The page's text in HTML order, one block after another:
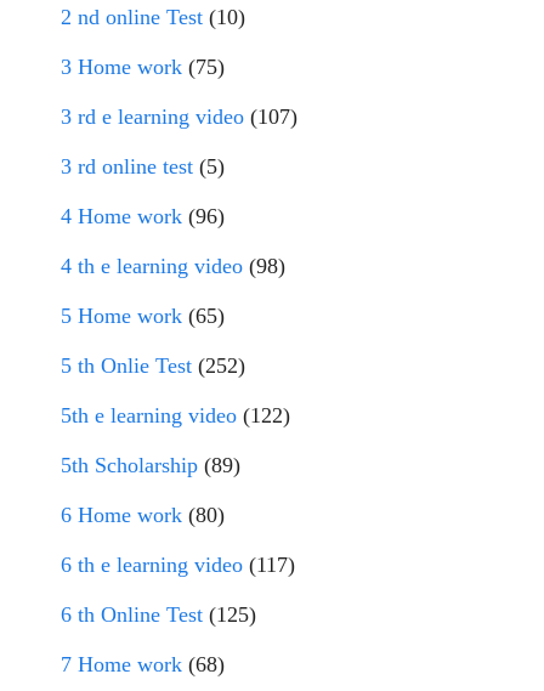
2 nd online Test (10)
3 Home work (75)
3 rd e learning video (107)
3 rd online test (5)
4 Home work (96)
4 th e learning video (98)
5 Home work (65)
5 th Onlie Test (252)
5th e learning video (122)
5th Scholarship (89)
6 Home work (80)
6 th e learning video (117)
6 th Online Test (125)
7 Home work (68)